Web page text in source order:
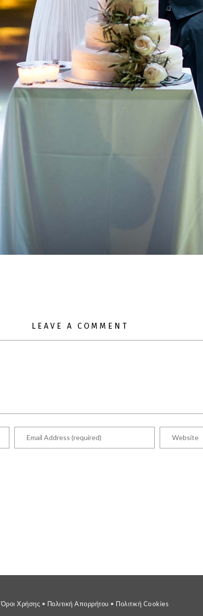
LEAVE A COMMENT
Όροι Χρήσης • Πολιτική Απορρήτου • Πολιτική Cookies